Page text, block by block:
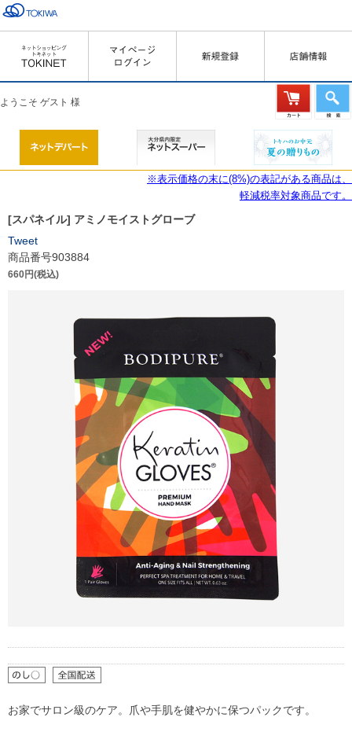
ようこそ ゲスト 様
※表示価格の末に(8%)の表記がある商品は、
軽減税率対象商品です。
[スパネイル] アミノモイストグローブ
Tweet
商品番号903884
660円(税込)
お家でサロン級のケア。爪や手肌を健やかに保つパックです。